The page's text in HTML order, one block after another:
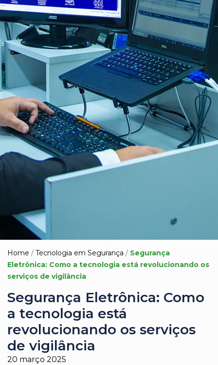
Home / Tecnologia em Segurança / Segurança
Eletrônica: Como a tecnologia está revolucionando os
serviços de vigilância
Segurança Eletrônica: Como
a tecnologia está
revolucionando os serviços
de vigilância
20 março 2025